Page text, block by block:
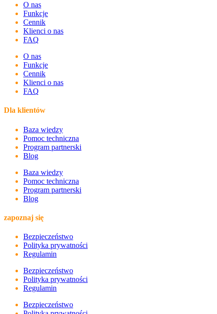
O nas
Funkcje
Cennik
Klienci o nas
FAQ
O nas
Funkcje
Cennik
Klienci o nas
FAQ
Dla klientów
Baza wiedzy
Pomoc techniczna
Program partnerski
Blog
Baza wiedzy
Pomoc techniczna
Program partnerski
Blog
zapoznaj się
Bezpieczeństwo
Polityka prywatności
Regulamin
Bezpieczeństwo
Polityka prywatności
Regulamin
Bezpieczeństwo